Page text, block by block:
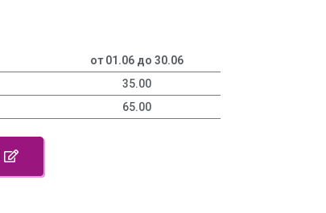
от 01.06 до 30.06
35.00
65.00